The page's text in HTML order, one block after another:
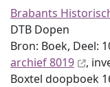
Brabants
DTB Dopen
Bron: Boek, Deel:
archief 8019
,
Boxtel doopboek